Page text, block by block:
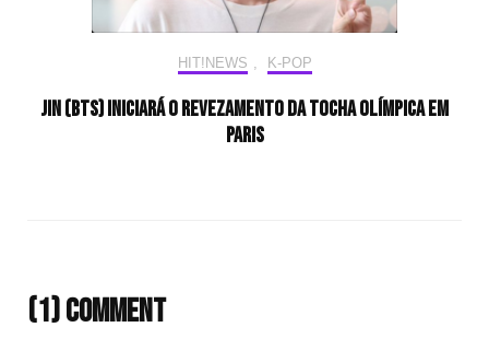
HIT!NEWS , K-POP
Jin (BTS) iniciará o revezamento da tocha olímpica em
Paris
(1) Comment